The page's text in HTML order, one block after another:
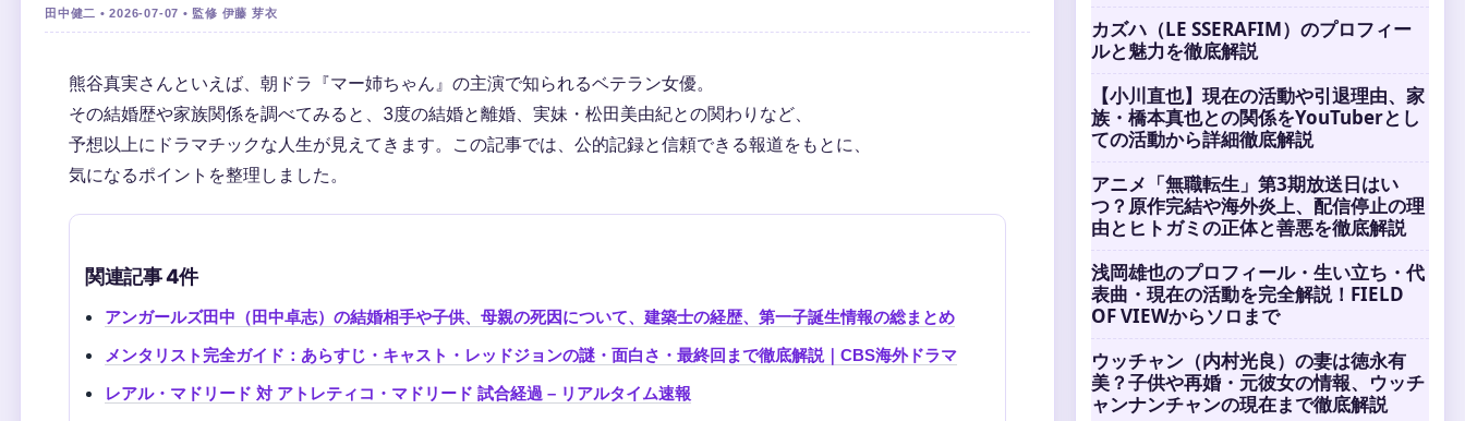
田中健二 • 2026-07-07 • 監修 伊藤 芽衣
熊谷真実さんといえば、朝ドラ『マー姉ちゃん』の主演で知られるベテラン女優。
その結婚歴や家族関係を調べてみると、3度の結婚と離婚、実妹・松田美由紀との関わりなど、
予想以上にドラマチックな人生が見えてきます。この記事では、公的記録と信頼できる報道をもとに、
気になるポイントを整理しました。
関連記事 4件
アンガールズ田中（田中卓志）の結婚相手や子供、母親の死因について、建築士の経歴、第一子誕生情報の総まとめ
メンタリスト完全ガイド：あらすじ・キャスト・レッドジョンの謎・面白さ・最終回まで徹底解説｜CBS海外ドラマ
レアル・マドリード 対 アトレティコ・マドリード 試合経過 – リアルタイム速報
カズハ（LE SSERAFIM）のプロフィー
ルと魅力を徹底解説
【小川直也】現在の活動や引退理由、家
族・橋本真也との関係をYouTuberとし
ての活動から詳細徹底解説
アニメ「無職転生」第3期放送日はい
つ？原作完結や海外炎上、配信停止の理
由とヒトガミの正体と善悪を徹底解説
浅岡雄也のプロフィール・生い立ち・代
表曲・現在の活動を完全解説！FIELD
OF VIEWからソロまで
ウッチャン（内村光良）の妻は徳永有
美？子供や再婚・元彼女の情報、ウッチ
ャンナンチャンの現在まで徹底解説